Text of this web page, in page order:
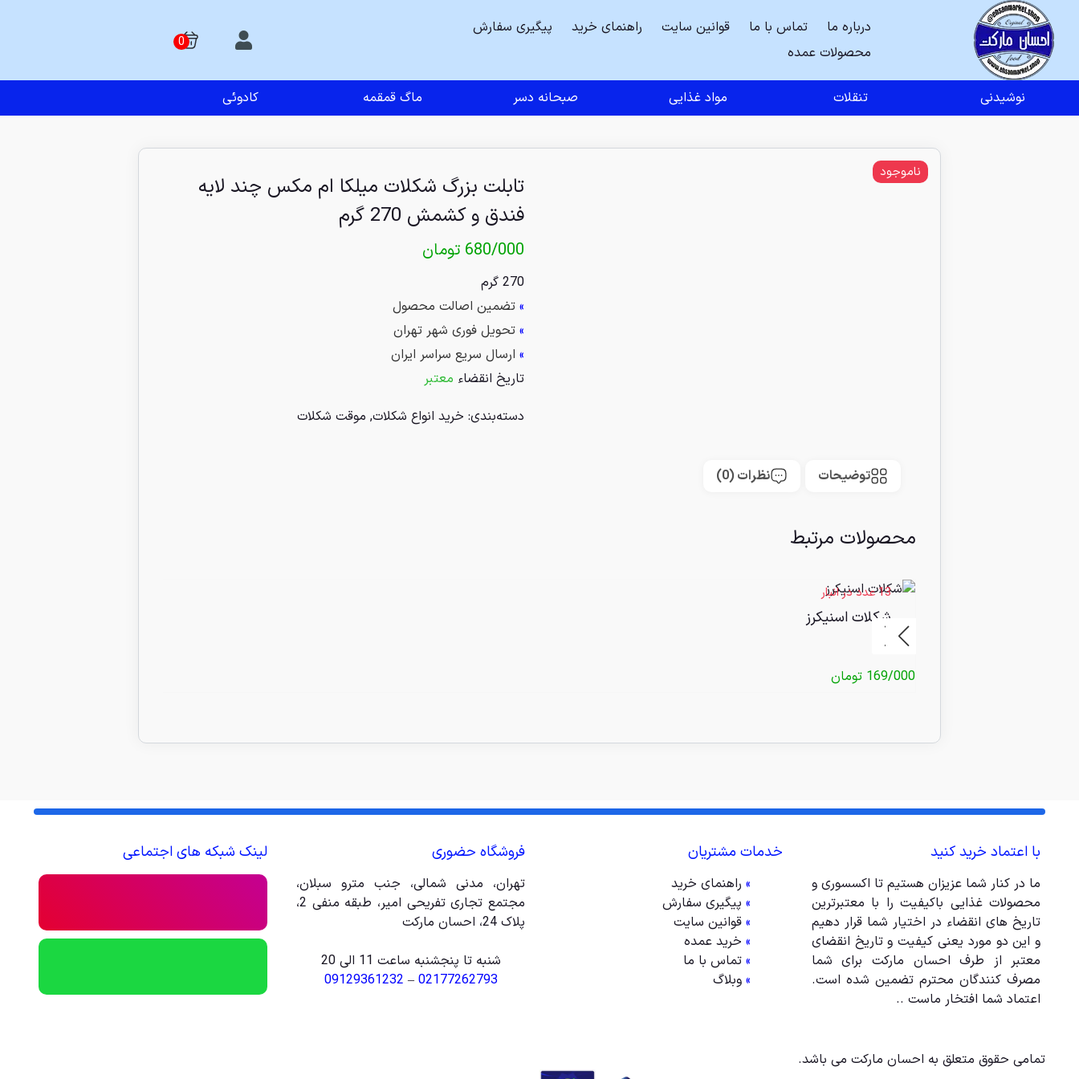
درباره ما تماس با ما قوانین سایت راهنمای خرید
پیگیری سفارش
محصولات عمده
نوشیدنی تنقلات مواد غذایی صبحانه دسر ماگ قمقمه کادوئی
تابلت بزرگ شکلات میلکا ام مکس چند لایه
فندق و کشمش 270 گرم
680/000 تومان
270 گرم
» تضمین اصالت محصول
» تحویل فوری شهر تهران
» ارسال سریع سراسر ایران
تاریخ انقضاء معتبر
ناموجود
دسته‌بندی: خرید انواع شکلات, موقت شکلات
توضیحات نظرات (0)
محصولات مرتبط
13 عدد در انبار
شکلات اسنیکرز
169/000 تومان
با اعتماد خرید کنید
ما در کنار شما عزیزان هستیم تا اکسسوری و
محصولات غذایی باکیفیت را با معتبرترین
تاریخ های انقضاء در اختیار شما قرار دهیم
و این دو مورد یعنی کیفیت و تاریخ انقضای
معتبر از طرف احسان مارکت برای شما
مصرف کنندگان محترم تضمین شده است.
اعتماد شما افتخار ماست ..
خدمات مشتریان
» راهنمای خرید
» پیگیری سفارش
» قوانین سایت
» خرید عمده
» تماس با ما
» وبلاگ
فروشگاه حضوری
تهران، مدنی شمالی، جنب مترو سبلان،
مجتمع تجاری تفریحی امیر، طبقه منفی 2،
پلاک 24، احسان مارکت
شنبه تا پنجشنبه ساعت 11 الی 20
02177262793
–
09129361232
لینک شبکه های اجتماعی
تمامی حقوق متعلق به احسان مارکت می باشد.